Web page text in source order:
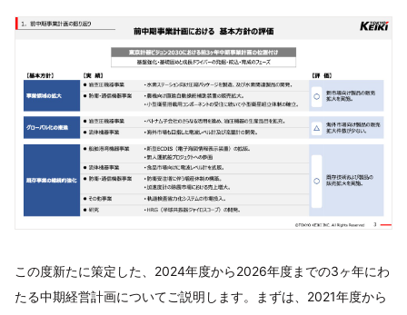
この度新たに策定した、2024年度から2026年度までの3ヶ年にわ
たる中期経営計画についてご説明します。まずは、2021年度から